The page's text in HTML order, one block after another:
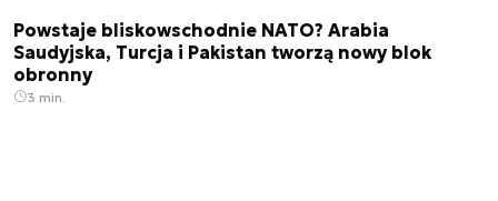
Powstaje bliskowschodnie NATO? Arabia
Saudyjska, Turcja i Pakistan tworzą nowy blok
obronny
3 min.